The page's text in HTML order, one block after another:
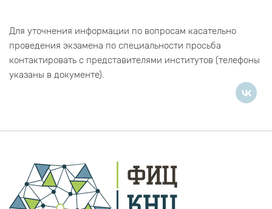
Для уточнения информации по вопросам касательно
проведения экзамена по специальности просьба
контактировать с представителями институтов (телефоны
указаны в документе).